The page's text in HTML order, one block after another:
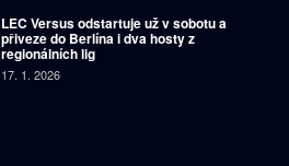
LEC Versus odstartuje už v sobotu a
přiveze do Berlína i dva hosty z
regionálních lig
17. 1. 2026